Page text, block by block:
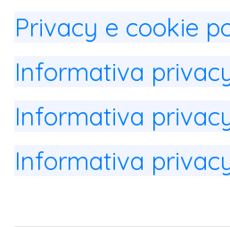
Privacy e cookie
Informativa
Informativa
Informativa